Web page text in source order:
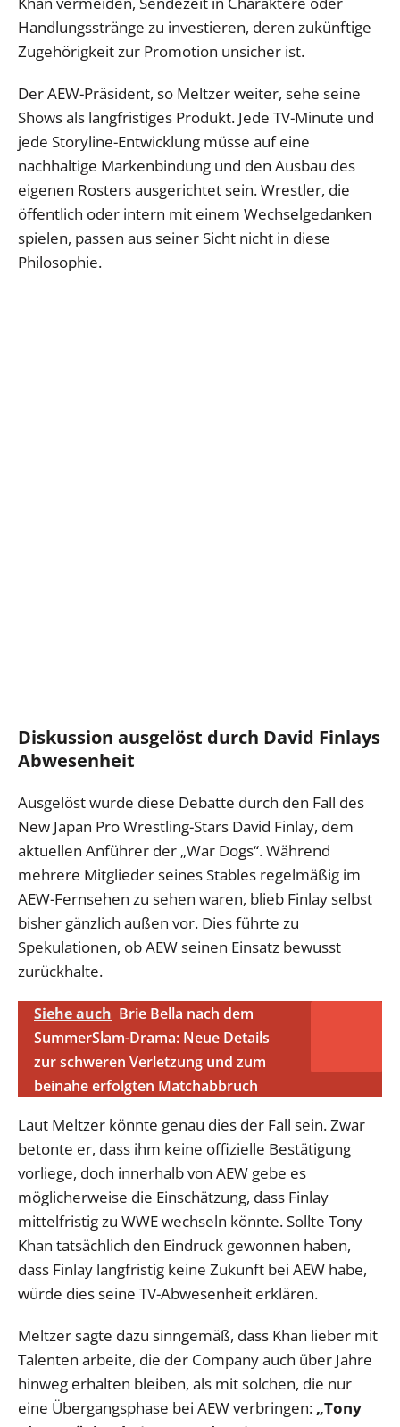
Handlungsstränge zu investieren, deren zukünftige
Zugehörigkeit zur Promotion unsicher ist.
Der AEW-Präsident, so Meltzer weiter, sehe seine
Shows als langfristiges Produkt. Jede TV-Minute und
jede Storyline-Entwicklung müsse auf eine
nachhaltige Markenbindung und den Ausbau des
eigenen Rosters ausgerichtet sein. Wrestler, die
öffentlich oder intern mit einem Wechselgedanken
spielen, passen aus seiner Sicht nicht in diese
Philosophie.
Diskussion ausgelöst durch David Finlays
Abwesenheit
Ausgelöst wurde diese Debatte durch den Fall des
New Japan Pro Wrestling-Stars David Finlay, dem
aktuellen Anführer der „War Dogs“. Während
mehrere Mitglieder seines Stables regelmäßig im
AEW-Fernsehen zu sehen waren, blieb Finlay selbst
bisher gänzlich außen vor. Dies führte zu
Spekulationen, ob AEW seinen Einsatz bewusst
zurückhalte.
Siehe auch Brie Bella nach dem
SummerSlam-Drama: Neue Details
zur schweren Verletzung und zum
beinahe erfolgten Matchabbruch
Laut Meltzer könnte genau dies der Fall sein. Zwar
betonte er, dass ihm keine offizielle Bestätigung
vorliege, doch innerhalb von AEW gebe es
möglicherweise die Einschätzung, dass Finlay
mittelfristig zu WWE wechseln könnte. Sollte Tony
Khan tatsächlich den Eindruck gewonnen haben,
dass Finlay langfristig keine Zukunft bei AEW habe,
würde dies seine TV-Abwesenheit erklären.
Meltzer sagte dazu sinngemäß, dass Khan lieber mit
Talenten arbeite, die der Company auch über Jahre
hinweg erhalten bleiben, als mit solchen, die nur
eine Übergangsphase bei AEW verbringen: „Tony